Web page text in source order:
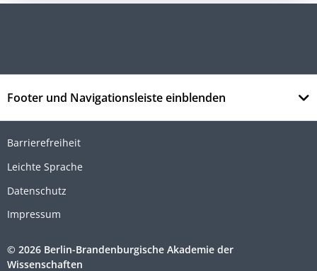
Footer und Navigationsleiste einblenden
Barrierefreiheit
Leichte Sprache
Datenschutz
Impressum
© 2026 Berlin-Brandenburgische Akademie der
Wissenschaften